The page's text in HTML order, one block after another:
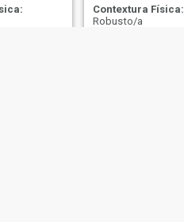
Contextura Física:
Robusto/a